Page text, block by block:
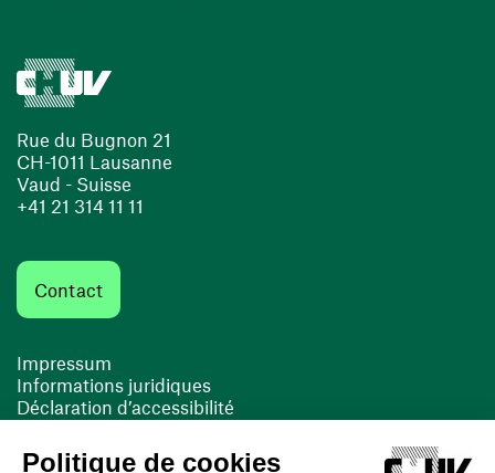
Rue du Bugnon 21
CH-1011 Lausanne
Vaud - Suisse
+41 21 314 11 11
Contact
Impressum
Informations juridiques
Déclaration d’accessibilité
Cookies